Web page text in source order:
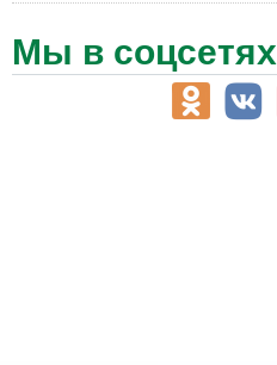
Мы в соцсетях